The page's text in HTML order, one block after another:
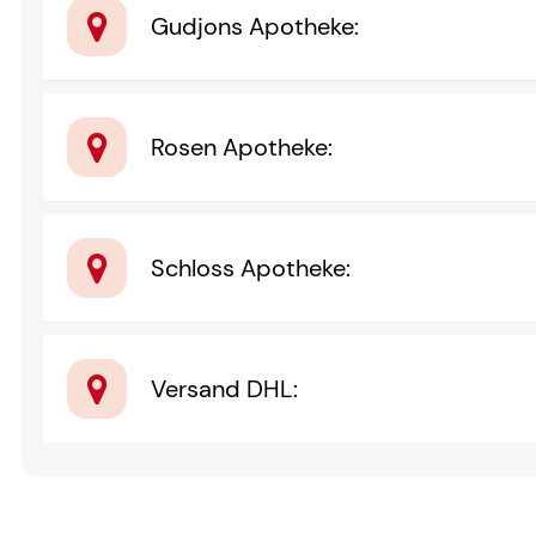
Gudjons Apotheke:
Rosen Apotheke:
Schloss Apotheke:
Versand DHL: